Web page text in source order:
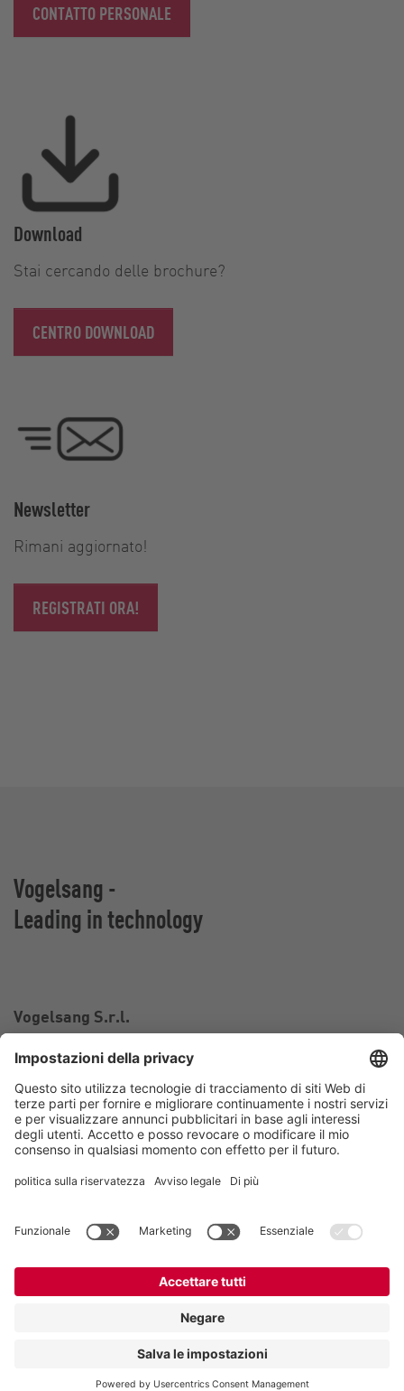
CONTATTO PERSONALE
Download
Stai cercando delle brochure?
CENTRO DOWNLOAD
Newsletter
Rimani aggiornato!
REGISTRATI ORA!
Vogelsang -
Leading in technology
Vogelsang S.r.l.
26025 Pandino CR
Italia
Contatto
Email:
italy@vogelsang.info
Nota sulla tutela dei dati personali